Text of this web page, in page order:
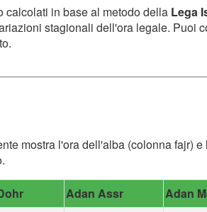
calcolati in base al metodo della Lega
stagionali dell'ora legale. Puoi
mostra l'ora dell'alba (colonna fajr)
Adan Assr Adan